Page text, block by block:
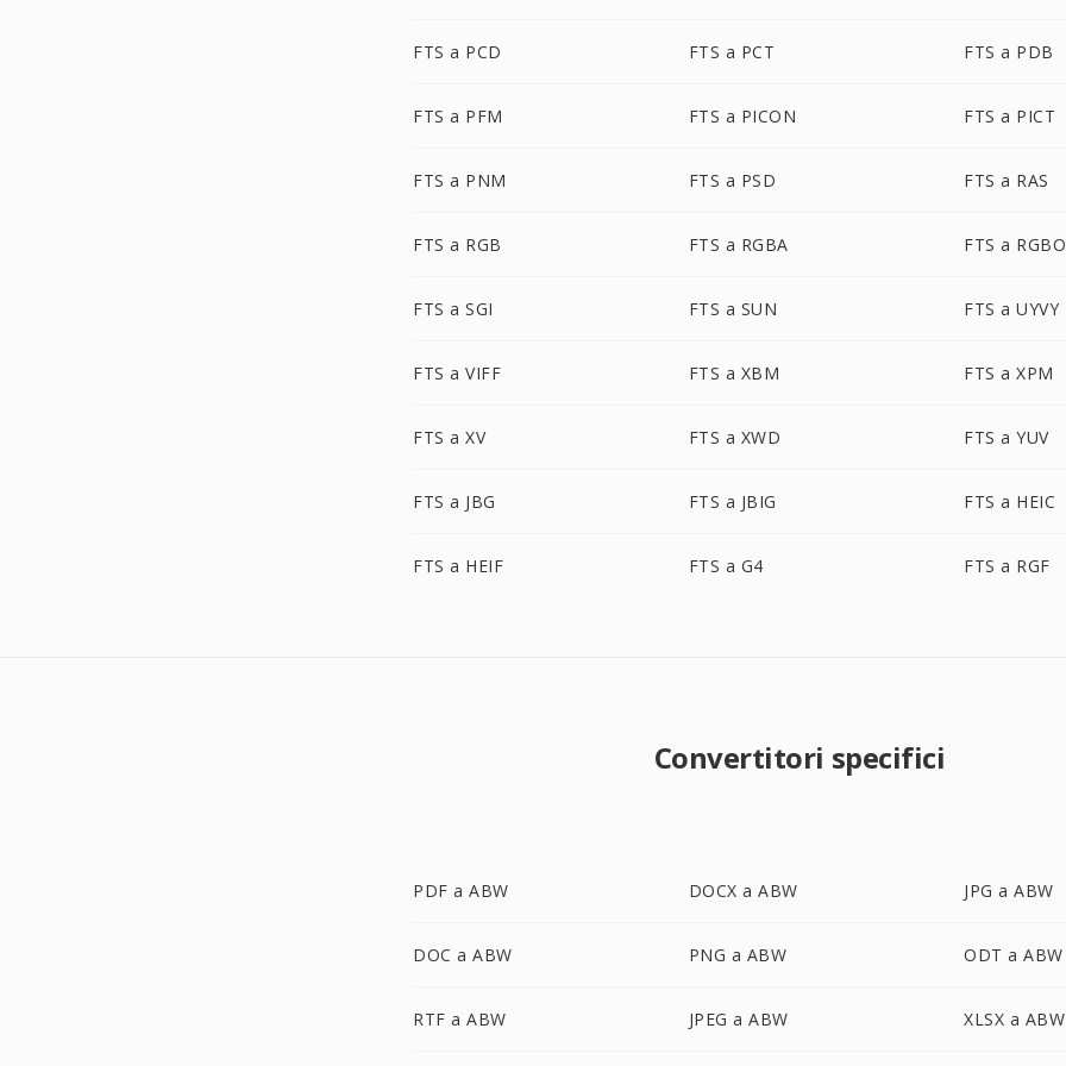
FTS a PCD FTS a PCT FTS a PDB
FTS a PFM FTS a PICON FTS a PICT
FTS a PNM FTS a PSD FTS a RAS
FTS a RGB FTS a RGBA FTS a RGBO
FTS a SGI FTS a SUN FTS a UYVY
FTS a VIFF FTS a XBM FTS a XPM
FTS a XV FTS a XWD FTS a YUV
FTS a JBG FTS a JBIG FTS a HEIC
FTS a HEIF FTS a G4 FTS a RGF
Convertitori specifici
PDF a ABW DOCX a ABW JPG a ABW
DOC a ABW PNG a ABW ODT a ABW
RTF a ABW JPEG a ABW XLSX a ABW